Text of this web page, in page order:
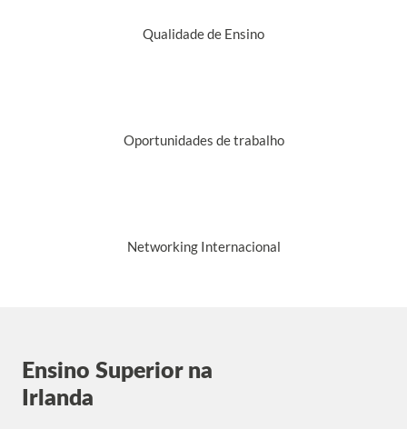
Qualidade de Ensino
Oportunidades de trabalho
Networking Internacional
Ensino Superior na
Irlanda